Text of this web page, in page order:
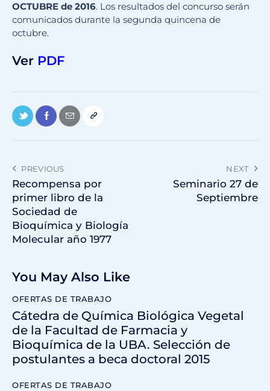
OCTUBRE de 2016. Los resultados del concurso serán
comunicados durante la segunda quincena de
octubre.
Ver PDF
PREVIOUS
Recompensa por
primer libro de la
Sociedad de
Bioquímica y Biología
Molecular año 1977
NEXT
Seminario 27 de
Septiembre
You May Also Like
OFERTAS DE TRABAJO
Cátedra de Química Biológica Vegetal
de la Facultad de Farmacia y
Bioquímica de la UBA. Selección de
postulantes a beca doctoral 2015
OFERTAS DE TRABAJO